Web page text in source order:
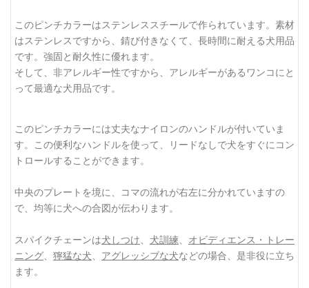
このピンチカラーはステンレススチールで作られています。素材
はステンレスですから、錆び付きなくて、長時間に耐える犬用品
です。強固と耐久性に優れます。
そして、非アレルギー性ですから、アレルギーがあるワンコにと
って最適な犬用品です。
このピンチカラーには丈夫なナイロンのハンドルが付いていま
す。この便利なハンドルを使って、リードなしで犬をすぐにコン
トロールすることができます。
中央のプレートを境に、コマの流れが右左に分かれていますの
で、均等に犬への合図が伝わります。
スパイクチェーンは犬しつけ、 犬訓練、 オビディエンス・トレー
ニング、 獰猛な犬、 アグレッシブな犬などの場合、是非役に立ち
ます。